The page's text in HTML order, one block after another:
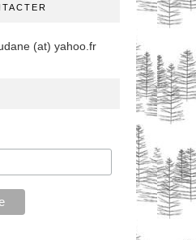
(at) yahoo.fr